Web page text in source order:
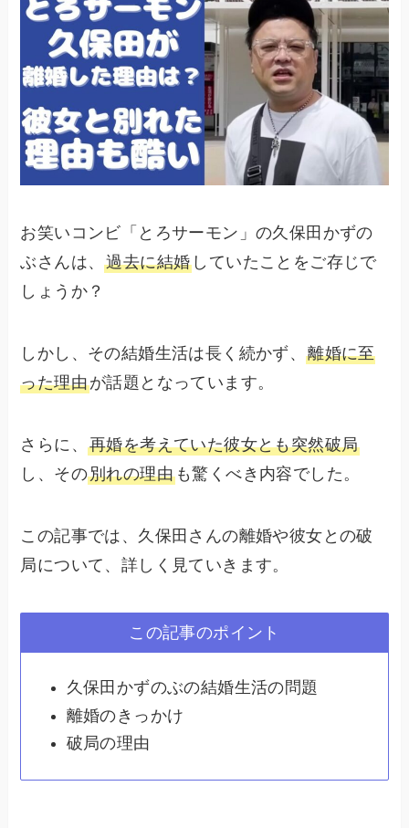
お笑いコンビ「とろサーモン」の久保田かずの
ぶさんは、過去に結婚 していたことをご存じで
しょうか？
しかし、その結婚生活は長く続かず、離婚に至
った理由が話題となっています。
さらに、再婚を考えていた彼女とも突然破局
し、その別れの理由 も驚くべき内容でした。
この記事では、久保田さんの離婚や彼女との破
局について、詳しく見ていきます。
この記事のポイント
久保田かずのぶの結婚生活の問題
離婚のきっかけ
破局の理由